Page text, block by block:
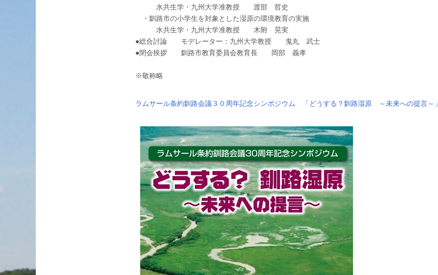
水共生学・九州大学准教授 渡部 哲史
・釧路市の小学生を対象とした湿原の環境教育の実施
水共生学・九州大学准教授 木附 晃実
●総合討論 モデレーター：九州大学教授 鬼丸 武士
●閉会挨拶 釧路市教育委員会教育長 岡部 義孝
※敬称略
ラムサール条約釧路会議３０周年記念シンポジウム 「どうする？釧路湿原 ～未来への提言～」